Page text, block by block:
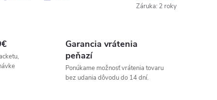
Záruka: 2 roky
Garancia vrátenia
peňazí
Ponúkame možnosť vrátenia tovaru
bez udania dôvodu do 14 dní.